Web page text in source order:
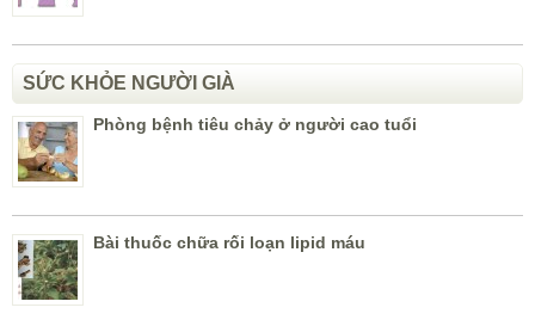
SỨC KHỎE NGƯỜI GIÀ
Phòng bệnh tiêu chảy ở người cao tuổi
Bài thuốc chữa rối loạn lipid máu